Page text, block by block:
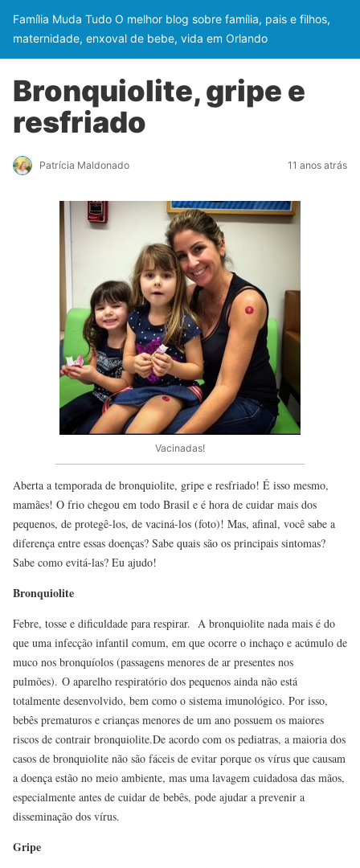
Família Muda Tudo O melhor blog sobre família, pais e filhos,
maternidade, enxoval de bebe, vida em Orlando
Bronquiolite, gripe e
resfriado
Patrícia Maldonado 11 anos atrás
Vacinadas!
Aberta a temporada de bronquiolite, gripe e resfriado! É isso mesmo,
mamães! O frio chegou em todo Brasil e é hora de cuidar mais dos
pequenos, de protegê-los, de vaciná-los (foto)! Mas, afinal, você sabe a
diferença entre essas doenças? Sabe quais são os principais sintomas?
Sabe como evitá-las? Eu ajudo!
Bronquiolite
Febre, tosse e dificuldade para respirar. A bronquiolite nada mais é do
que uma infecção infantil comum, em que ocorre o inchaço e acúmulo de
muco nos bronquíolos (passagens menores de ar presentes nos
pulmões). O aparelho respiratório dos pequenos ainda não está
totalmente desenvolvido, bem como o sistema imunológico. Por isso,
bebês prematuros e crianças menores de um ano possuem os maiores
riscos de contrair bronquiolite.De acordo com os pediatras, a maioria dos
casos de bronquiolite não são fáceis de evitar porque os vírus que causam
a doença estão no meio ambiente, mas uma lavagem cuidadosa das mãos,
especialmente antes de cuidar de bebês, pode ajudar a prevenir a
disseminação dos vírus.
Gripe